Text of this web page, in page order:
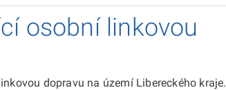
osobní linkovou
dopravu na území Libereckého kraje.